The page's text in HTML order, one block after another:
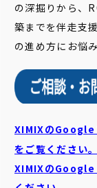
の深掘りから、
築までを伴走支
の進め方にお悩
XIMIXのGoogle
をご覧ください。
XIMIXの